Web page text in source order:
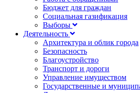
Бюджет для граждан
Социальная газификация
Выборы
Деятельность
Архитектура и облик города
Безопасность
Благоустройство
Транспорт и дороги
Управление имуществом
Государственные и